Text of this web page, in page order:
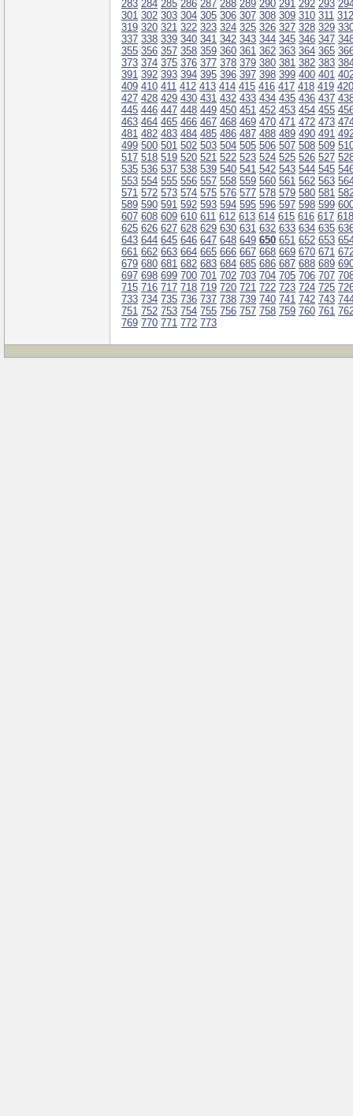
283 284 285 286 287 288 289 290 291 292 293
301 302 303 304 305 306 307 308 309 310 311 312
319 320 321 322 323 324 325 326 327 328 329
337 338 339 340 341 342 343 344 345 346 347
355 356 357 358 359 360 361 362 363 364 365
373 374 375 376 377 378 379 380 381 382 383
391 392 393 394 395 396 397 398 399 400 401
409 410 411 412 413 414 415 416 417 418 419 420
427 428 429 430 431 432 433 434 435 436 437
445 446 447 448 449 450 451 452 453 454 455
463 464 465 466 467 468 469 470 471 472 473
481 482 483 484 485 486 487 488 489 490 491
499 500 501 502 503 504 505 506 507 508 509
517 518 519 520 521 522 523 524 525 526 527
535 536 537 538 539 540 541 542 543 544 545
553 554 555 556 557 558 559 560 561 562 563
571 572 573 574 575 576 577 578 579 580 581
589 590 591 592 593 594 595 596 597 598 599
607 608 609 610 611 612 613 614 615 616 617 618
625 626 627 628 629 630 631 632 633 634 635
643 644 645 646 647 648 649 650 651 652 653
661 662 663 664 665 666 667 668 669 670 671
679 680 681 682 683 684 685 686 687 688 689
697 698 699 700 701 702 703 704 705 706 707
715 716 717 718 719 720 721 722 723 724 725
733 734 735 736 737 738 739 740 741 742 743
751 752 753 754 755 756 757 758 759 760 761
769 770 771 772 773